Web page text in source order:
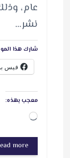
عام،
نشر…
شارك هذا
فيس
معجب بهذه:
ج
ا
رmore